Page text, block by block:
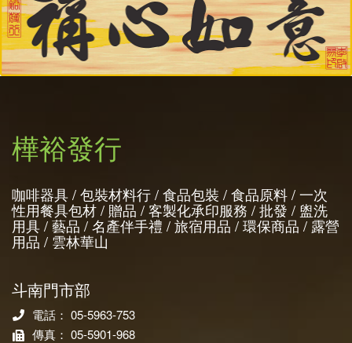
樺裕發行
咖啡器具 / 包裝材料行 / 食品包裝 / 食品原料 / 一次
性用餐具包材 / 贈品 / 客製化承印服務 / 批發 / 盥洗
用具 / 藝品 / 名產伴手禮 / 旅宿用品 / 環保商品 / 露營
用品 / 雲林華山
斗南門市部
電話： 05-5963-753
傳真： 05-5901-968